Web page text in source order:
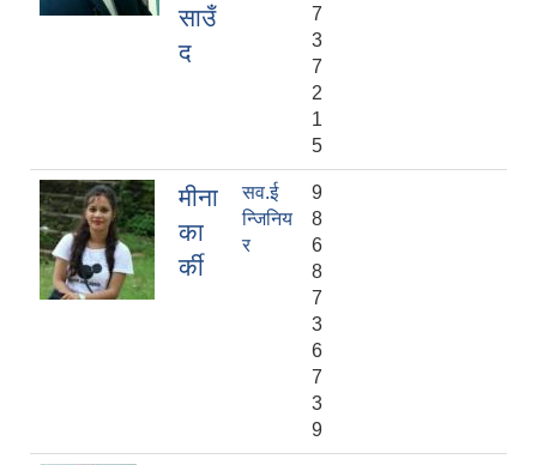
साउँ
द
7
3
7
2
1
5
मीना
का
र्की
सव.ई
न्जिनिय
र
9
8
6
8
7
3
6
7
3
9